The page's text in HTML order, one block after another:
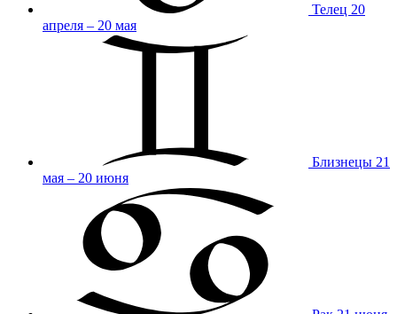
Телец 20
апреля – 20 мая
Близнецы 21
мая – 20 июня